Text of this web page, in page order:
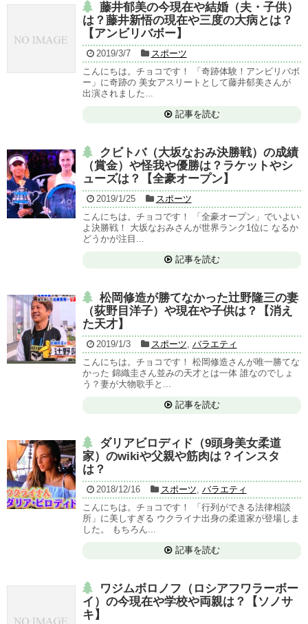
藤井郁美の今現在や結婚（夫・子供）
は？藤井新悟の現在や三度の大病とは？
【アンビリバボー】
2019/3/7
スポーツ
こんにちは。チョコです！ 「奇跡体験！アンビリバボ
ー」に奇跡の 美女アスリートとして藤井郁美さんが
出演されました...
記事を読む
クビトバ（大坂なおみ決勝戦）の成績
（賞金）や怪我や優勝は？ラケットやシ
ューズは？【全豪オープン】
2019/1/25
スポーツ
こんにちは。チョコです！ 「全豪オープン」でいよい
よ決勝戦！ 大坂なおみさんが世界ランク1位に なるか
どうかが注目...
記事を読む
松岡修造が勝てなかった辻野隆三の妻
（荻野目洋子）や現在や子供は？【消え
た天才】
2019/1/3 スポーツ, バラエティ
こんにちは。チョコです！ 松岡修造さんが唯一勝てな
かった 錦織圭さん並みの天才とは一体 誰なのでしょ
う？妻が大物歌手と...
記事を読む
ダリアビロディド（9頭身美女柔道
家）のwikiや父親や筋肉は？インスタ
は？
2018/12/16 スポーツ, バラエティ
こんにちは。チョコです！ 「行列ができる法律相談
所」に美しすぎる ウクライナ出身の柔道家が登場しま
した。 もちろん...
記事を読む
ワジムボロノフ（ロシアフワラーボー
イ）の今現在や学校や両親は？【ソノサ
キ】